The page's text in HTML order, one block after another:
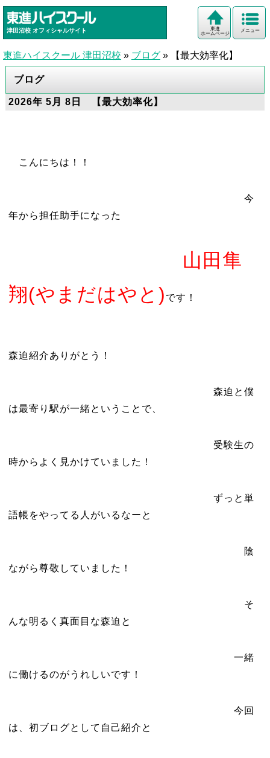
津田沼校 オフィシャルサイト メニュー
東進
ホームページ
東進ハイスクール 津田沼校 » ブログ » 【最大効率化】
ブログ
2026年 5月 8日 【最大効率化】
こんにちは！！
今
年から担任助手になった
山田隼
翔(やまだはやと) です！
森迫紹介ありがとう！
森迫と僕
は最寄り駅が一緒ということで、
受験生の
時からよく見かけていました！
ずっと単
語帳をやってる人がいるなーと
陰
ながら尊敬していました！
そ
んな明るく真面目な森迫と
一緒
に働けるのがうれしいです！
今回
は、初ブログとして自己紹介と